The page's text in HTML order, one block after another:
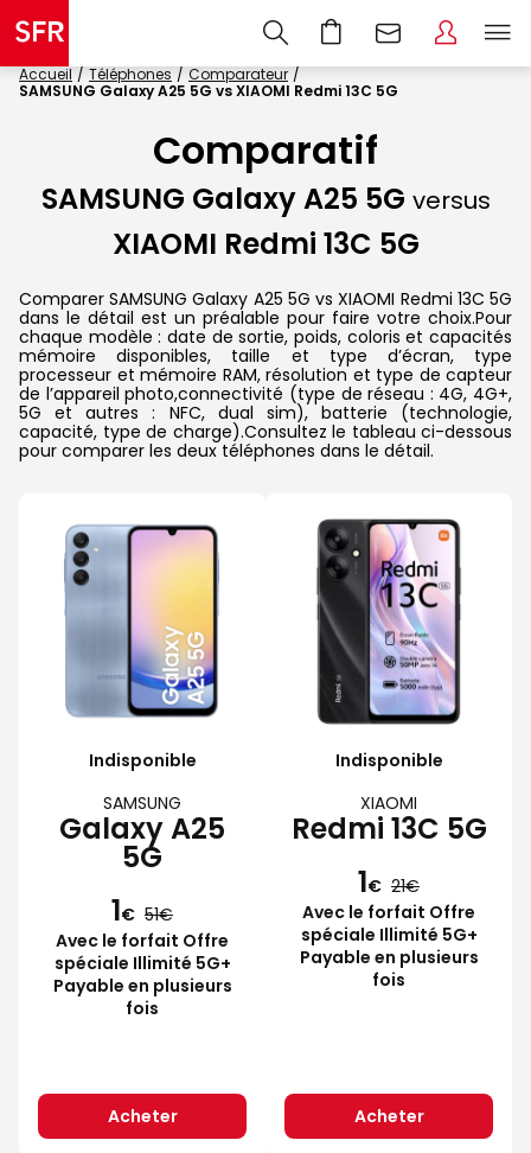
Accueil Téléphones
Comparateur
SAMSUNG Galaxy A25 5G vs XIAOMI Redmi 13C 5G
Comparatif
SAMSUNG Galaxy A25 5G versus
XIAOMI Redmi 13C 5G
Comparer SAMSUNG Galaxy A25 5G vs XIAOMI Redmi 13C 5G
dans le détail est un préalable pour faire votre choix.Pour
chaque modèle : date de sortie, poids, coloris et capacités
mémoire disponibles, taille et type d’écran, type
processeur et mémoire RAM, résolution et type de capteur
de l’appareil photo,connectivité (type de réseau : 4G, 4G+,
5G et autres : NFC, dual sim), batterie (technologie,
capacité, type de charge).Consultez le tableau ci-dessous
pour comparer les deux téléphones dans le détail.
Indisponible
SAMSUNG
Galaxy A25
5G
1€ 51
Avec le forfait Offre
spéciale Illimité 5G+
Payable en plusieurs
fois
Acheter
Indisponible
XIAOMI
Redmi 13C 5G
1€ 21
Avec le forfait Offre
spéciale Illimité 5G+
Payable en plusieurs
fois
Acheter